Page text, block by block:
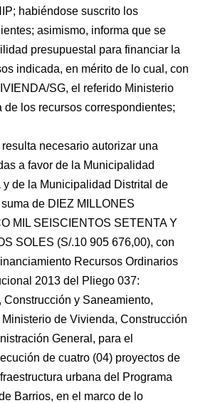
habiéndose suscrito los
asimismo, informa que se
presupuestal para financiar la
indicada, en mérito de lo cual, con
SG, el referido Ministerio
los recursos correspondientes;
necesario autorizar una
a favor de la Municipalidad
y de la Municipalidad Distrital de
de DIEZ MILLONES
MIL SEISCIENTOS SETENTA Y
SOLES (S/.10 905 676,00), con
Recursos Ordinarios
2013 del Pliego 037:
y Saneamiento,
de Vivienda, Construcción
General, para el
de cuatro (04) proyectos de
urbana del Programa
Barrios, en el marco de lo